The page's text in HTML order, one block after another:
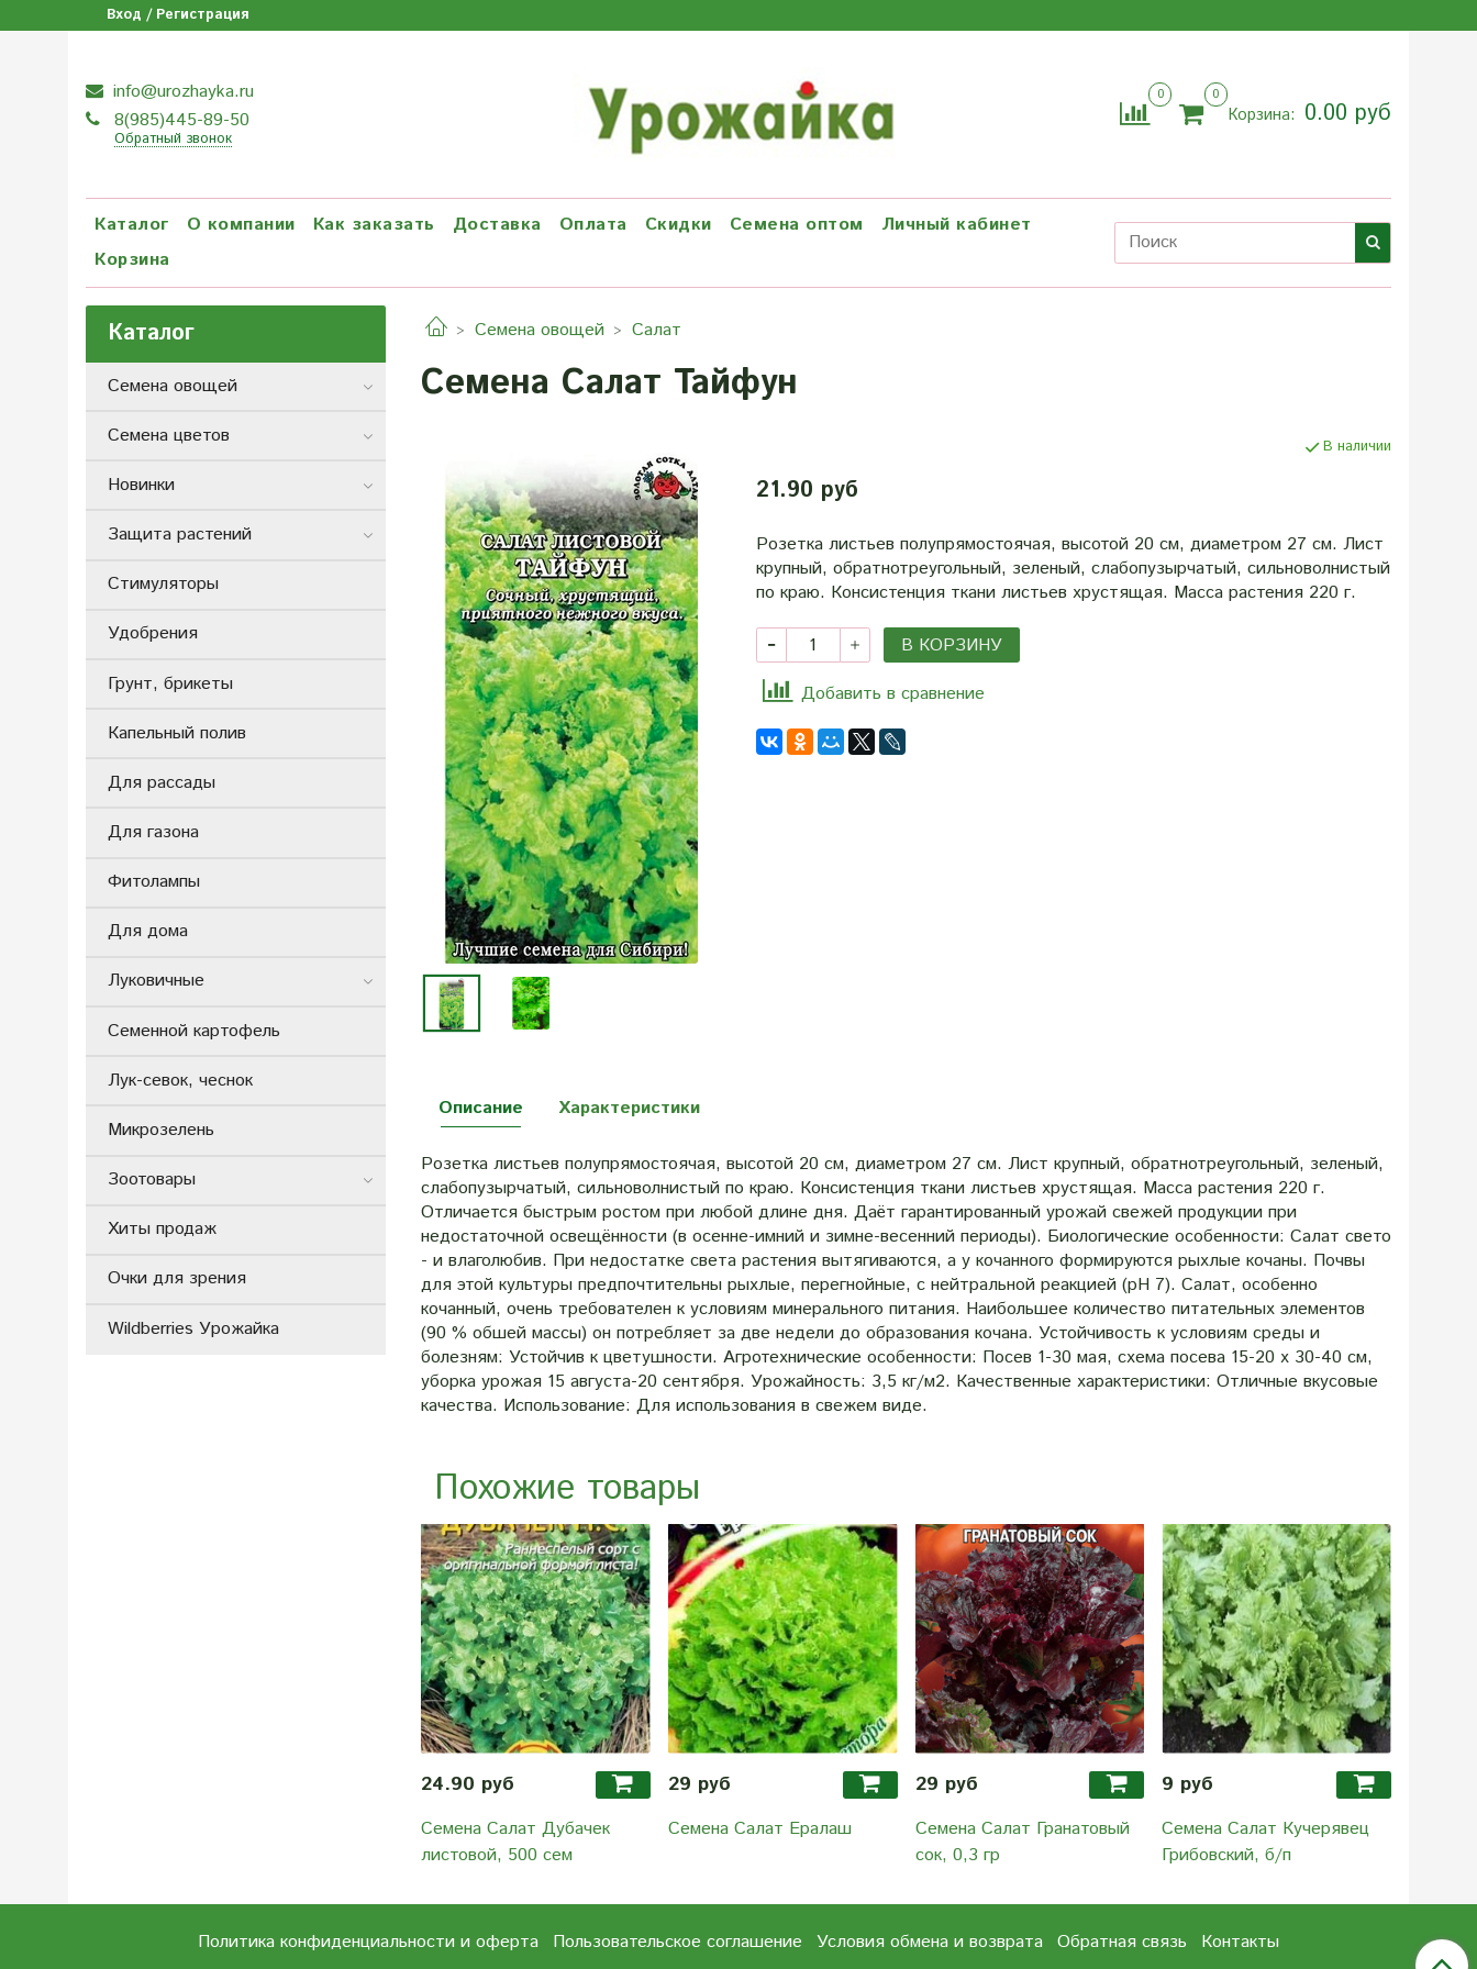
Вход / Регистрация
info@urozhayka.ru
8(985)445-89-50
Обратный звонок
0 0
Корзина: 0.00 руб
Каталог О компании Как заказать Доставка Оплата Скидки Семена оптом
Личный кабинет
Корзина
Семена овощей Салат
Семена Салат Тайфун
В наличии
21.90 руб
Розетка листьев полупрямостоячая, высотой 20 см, диаметром 27 см. Лист
крупный, обратнотреугольный, зеленый, слабопузырчатый, сильноволнистый
по краю. Консистенция ткани листьев хрустящая. Масса растения 220 г.
В КОРЗИНУ
Добавить в сравнение
Описание
Розетка листьев полупрямостоячая, высотой 20 см, диаметром 27 см. Лист крупный, обратнотреугольный, зеленый,
слабопузырчатый, сильноволнистый по краю. Консистенция ткани листьев хрустящая. Масса растения 220 г.
Отличается быстрым ростом при любой длине дня. Даёт гарантированный урожай свежей продукции при
недостаточной освещённости (в осенне-имний и зимне-весенний периоды). Биологические особенности: Салат свето
- и влаголюбив. При недостатке света растения вытягиваются, а у кочанного формируются рыхлые кочаны. Почвы
для этой культуры предпочтительны рыхлые, перегнойные, с нейтральной реакцией (рН 7). Салат, особенно
кочанный, очень требователен к условиям минерального питания. Наибольшее количество питательных элементов
(90 % обшей массы) он потребляет за две недели до образования кочана. Устойчивость к условиям среды и
болезням: Устойчив к цветушности. Агротехнические особенности: Посев 1-30 мая, схема посева 15-20 х 30-40 см,
уборка урожая 15 августа-20 сентября. Урожайность: 3,5 кг/м2. Качественные характеристики: Отличные вкусовые
качества. Использование: Для использования в свежем виде.
Характеристики
Похожие товары
24.90 руб
Семена Салат Дубачек
листовой, 500 сем
29 руб
Семена Салат Ералаш
29 руб
Семена Салат Гранатовый
сок, 0,3 гр
9 руб
Семена Салат Кучерявец
Грибовский, б/п
Каталог
Семена овощей
Семена цветов
Новинки
Защита растений
Стимуляторы
Удобрения
Грунт, брикеты
Капельный полив
Для рассады
Для газона
Фитолампы
Для дома
Луковичные
Семенной картофель
Лук-севок, чеснок
Микрозелень
Зоотовары
Хиты продаж
Очки для зрения
Wildberries Урожайка
Политика конфиденциальности и оферта Пользовательское соглашение Условия обмена и возврата Обратная связь Контакты